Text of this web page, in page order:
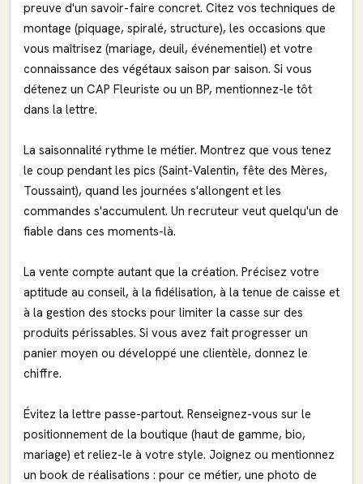
preuve d'un savoir-faire concret. Citez vos techniques de
montage (piquage, spiralé, structure), les occasions que
vous maîtrisez (mariage, deuil, événementiel) et votre
connaissance des végétaux saison par saison. Si vous
détenez un CAP Fleuriste ou un BP, mentionnez-le tôt
dans la lettre.
La saisonnalité rythme le métier. Montrez que vous tenez
le coup pendant les pics (Saint-Valentin, fête des Mères,
Toussaint), quand les journées s'allongent et les
commandes s'accumulent. Un recruteur veut quelqu'un de
fiable dans ces moments-là.
La vente compte autant que la création. Précisez votre
aptitude au conseil, à la fidélisation, à la tenue de caisse et
à la gestion des stocks pour limiter la casse sur des
produits périssables. Si vous avez fait progresser un
panier moyen ou développé une clientèle, donnez le
chiffre.
Évitez la lettre passe-partout. Renseignez-vous sur le
positionnement de la boutique (haut de gamme, bio,
mariage) et reliez-le à votre style. Joignez ou mentionnez
un book de réalisations : pour ce métier, une photo de